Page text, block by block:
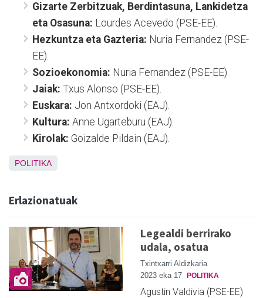
Gizarte Zerbitzuak, Berdintasuna, Lankidetza
eta Osasuna: Lourdes Acevedo (PSE-EE).
Hezkuntza eta Gazteria: Nuria Fernandez (PSE-
EE).
Sozioekonomia: Nuria Fernandez (PSE-EE).
Jaiak: Txus Alonso (PSE-EE).
Euskara: Jon Antxordoki (EAJ).
Kultura: Anne Ugarteburu (EAJ).
Kirolak: Goizalde Pildain (EAJ).
POLITIKA
Erlazionatuak
Legealdi berrirako
udala, osatua
Txintxarri Aldizkaria
2023 eka 17
POLITIKA
Agustin Valdivia (PSE-EE)